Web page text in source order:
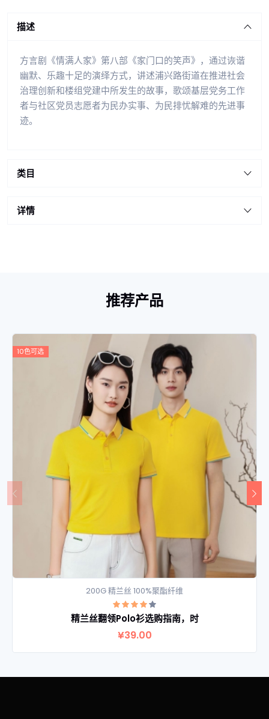
描述
方言剧《情满人家》第八部《家门口的笑声》，通过诙谐
幽默、乐趣十足的演绎方式，讲述浦兴路街道在推进社会
治理创新和楼组党建中所发生的故事，歌颂基层党务工作
者与社区党员志愿者为民办实事、为民排忧解难的先进事
迹。
类目
详情
推荐产品
10色可选
查看详情
200G 精兰丝 100%聚酯纤维
精兰丝翻领Polo衫选购指南，时
¥39.00